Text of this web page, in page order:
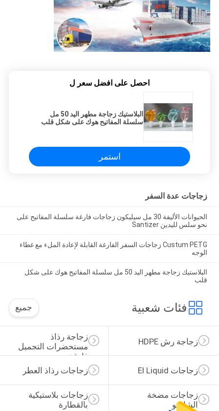
احصل على افضل سعر ل
البلاستيك زجاجة مطهر اليد 50 مل
سلسلة المفاتيح هوك على شكل قلب
استمر
زجاجات عدة السفر
الحيوانات الأليفة 30 مل سيليكون زجاجات فارغة سلسلة المفاتيح على
نحو سلس لليدين Santizer
Custum PETG زجاجات السفر الفارغة القابلة لإعادة الملء مع غطاء
الوجه
البلاستيك زجاجة مطهر اليد 50 مل سلسلة المفاتيح هوك على شكل
قلب
فئات شعبية جميع
زجاجة رذاذ
مستحضرات التجميل
فارغة
زجاجة رش HDPE
زجاجات رذاذ العطر زجاجات El Liquid
زجاجات بلاستيكية
بالقطارة
زجاجات مضخة
الشامبو